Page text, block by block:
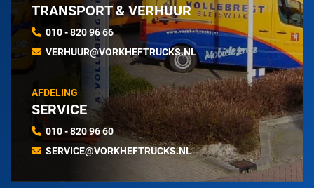
TRANSPORT & VERHUUR
010 - 820 96 66
VERHUUR@VORKHEFTRUCKS.NL
AFDELING
SERVICE
010 - 820 96 60
SERVICE@VORKHEFTRUCKS.NL